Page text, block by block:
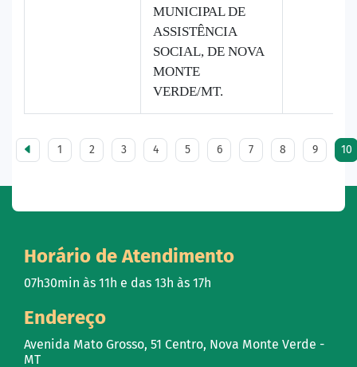
MUNICIPAL DE
ASSISTÊNCIA
SOCIAL, DE NOVA
MONTE
VERDE/MT.
1 2 3 4 5 6 7 8 9 10
Horário de Atendimento
07h30min às 11h e das 13h às 17h
Endereço
Avenida Mato Grosso, 51 Centro, Nova Monte Verde -
MT